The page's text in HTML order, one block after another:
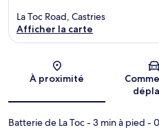
La Toc Road, Castries
Afficher la carte
À proximité
Batterie de La Toc- 3 min à pied -